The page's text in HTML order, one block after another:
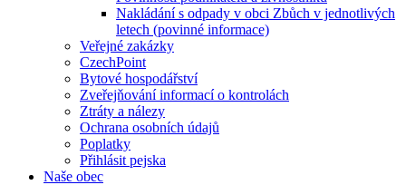
Nakládání s odpady v obci Zbůch v jednotlivých
letech (povinné informace)
Veřejné zakázky
CzechPoint
Bytové hospodářství
Zveřejňování informací o kontrolách
Ztráty a nálezy
Ochrana osobních údajů
Poplatky
Přihlásit pejska
Naše obec